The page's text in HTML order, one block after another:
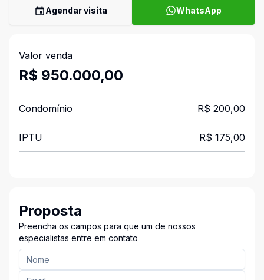
Agendar visita WhatsApp
Valor venda
R$ 950.000,00
Condomínio R$ 200,00
IPTU R$ 175,00
Proposta
Preencha os campos para que um de nossos
especialistas entre em contato